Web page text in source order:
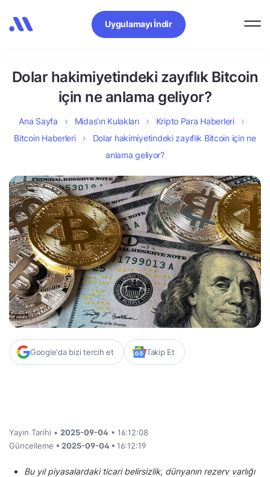
Uygulamayı İndir
Dolar hakimiyetindeki zayıflık Bitcoin
için ne anlama geliyor?
Ana Sayfa Midas’ın Kulakları
Kripto Para Haberleri
Bitcoin Haberleri
Dolar hakimiyetindeki zayıflık Bitcoin için ne
anlama geliyor?
Google'da bizi tercih et Takip Et
Yayın Tarihi • 2025-09-04 • 16:12:08
Güncelleme • 2025-09-04 • 16:12:19
Bu yıl piyasalardaki ticari belirsizlik, dünyanın rezerv varlığı